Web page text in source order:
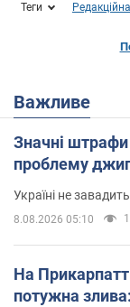
Теги
Важливе
Значні штрафи
проблему
Україні не
8.08.2026 05:10
На
потужна